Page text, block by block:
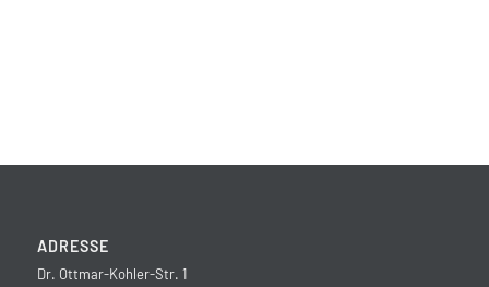
ADRESSE
Dr. Ottmar-Kohler-Str. 1